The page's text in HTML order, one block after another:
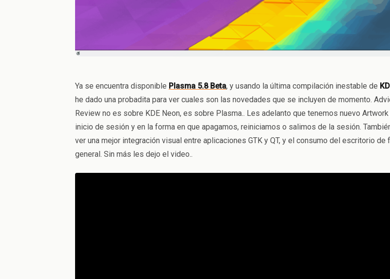
Ya se encuentra disponible Plasma 5.8 Beta, y usando la última compilación inestable de
he dado una probadita para ver cuales son las novedades que se incluyen de momento.
Review no es sobre KDE Neon, es sobre Plasma.. Les adelanto que tenemos nuevo Artwork
inicio de sesión y en la forma en que apagamos, reiniciamos o salimos de la sesión.
ver una mejor integración visual entre aplicaciones GTK y QT, y el consumo del escritorio de
general. Sin más les dejo el video..